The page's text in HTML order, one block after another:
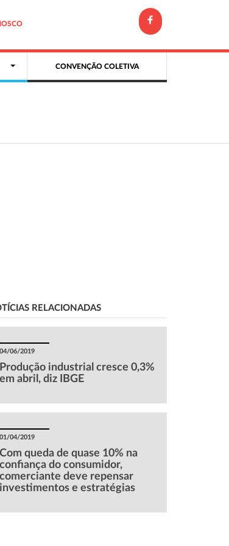
CONVENÇÃO COLETIVA
RELACIONADAS
04/06/2019
Produção industrial cresce 0,3%
em abril, diz IBGE
01/04/2019
Com queda de quase 10% na
confiança do consumidor,
comerciante deve repensar
investimentos e estratégias